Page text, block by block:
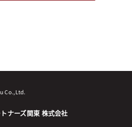
Co.,Ltd.
ナーズ関東 株式会社